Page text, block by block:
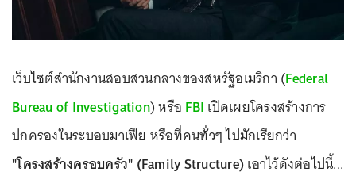
เว็บไซต์สำนักงานสอบสวนกลางของสหรัฐอเมริกา (Federal
Bureau of Investigation) หรือ FBI เปิดเผยโครงสร้างการ
ปกครองในระบอบมาเฟีย หรือที่คนทั่วๆ ไปมักเรียกว่า
"โครงสร้างครอบครัว" (Family Structure)เอาไว้ดังต่อไปนี้...